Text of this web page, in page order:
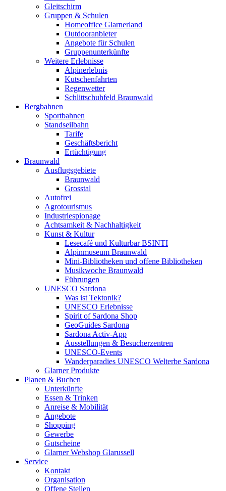
Gleitschirm
Gruppen & Schulen
Homeoffice Glarnerland
Outdooranbieter
Angebote für Schulen
Gruppenunterkünfte
Weitere Erlebnisse
Alpinerlebnis
Kutschenfahrten
Regenwetter
Schlittschuhfeld Braunwald
Bergbahnen
Sportbahnen
Standseilbahn
Tarife
Geschäftsbericht
Ertüchtigung
Braunwald
Ausflugsgebiete
Braunwald
Grosstal
Autofrei
Agrotourismus
Industriespionage
Achtsamkeit & Nachhaltigkeit
Kunst & Kultur
Lesecafé und Kulturbar BSINTI
Alpinmuseum Braunwald
Mini-Bibliotheken und offene Bibliotheken
Musikwoche Braunwald
Führungen
UNESCO Sardona
Was ist Tektonik?
UNESCO Erlebnisse
Spirit of Sardona Shop
GeoGuides Sardona
Sardona Activ-App
Ausstellungen & Besucherzentren
UNESCO-Events
Wanderparadies UNESCO Welterbe Sardona
Glarner Produkte
Planen & Buchen
Unterkünfte
Essen & Trinken
Anreise & Mobilität
Angebote
Shopping
Gewerbe
Gutscheine
Glarner Webshop Glarussell
Service
Kontakt
Organisation
Offene Stellen